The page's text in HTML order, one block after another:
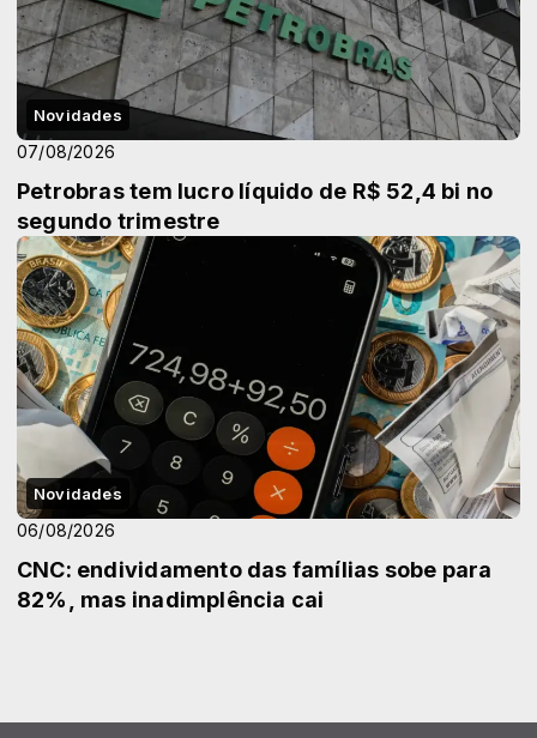
Novidades
07/08/2026
Petrobras tem lucro líquido de R$ 52,4 bi no
segundo trimestre
Novidades
06/08/2026
CNC: endividamento das famílias sobe para
82%, mas inadimplência cai